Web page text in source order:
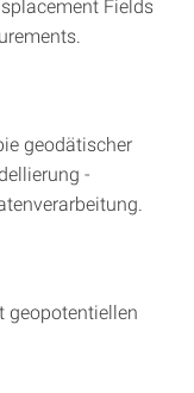
Fields
geodätischer
-
geopotentiellen